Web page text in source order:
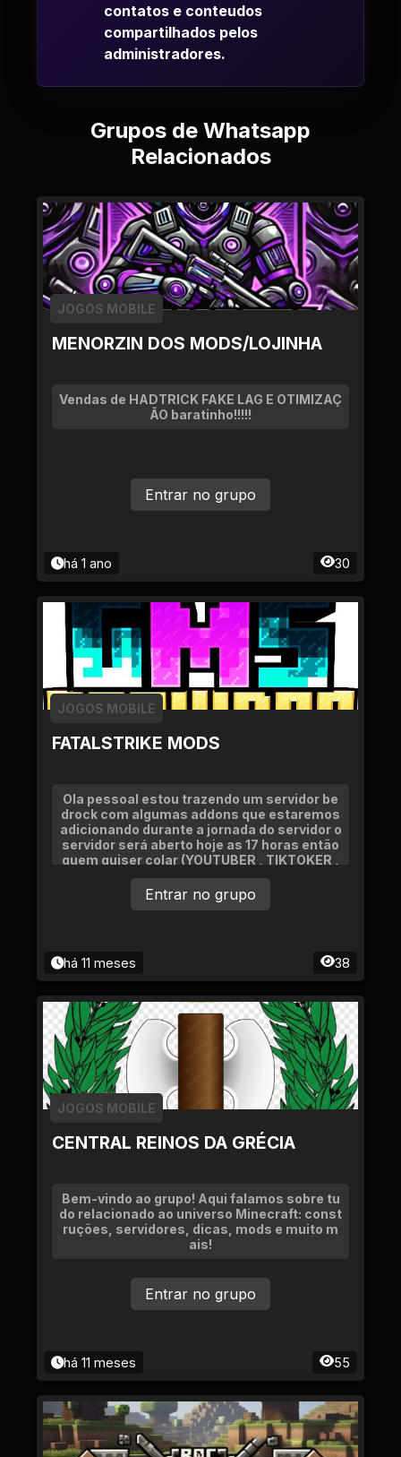
contatos e conteudos
compartilhados pelos
administradores.
Grupos de Whatsapp
Relacionados
MENORZIN DOS MODS/LOJINHA
JOGOS MOBILE
Vendas de HADTRICK FAKE LAG E OTIMIZAÇ
ÃO baratinho!!!!!
há 1 ano 30
Entrar no grupo
FATALSTRIKE MODS
JOGOS MOBILE
Ola pessoal estou trazendo um servidor be
drock com algumas addons que estaremos
adicionando durante a jornada do servidor o
servidor será aberto hoje as 17 horas então
quem quiser colar (YOUTUBER , TIKTOKER ,
ETC...) AJUDARA BASTANTE
há 11 meses 38
Entrar no grupo
CENTRAL REINOS DA GRÉCIA
JOGOS MOBILE
Bem-vindo ao grupo! Aqui falamos sobre tu
do relacionado ao universo Minecraft: const
ruções, servidores, dicas, mods e muito m
ais!
há 11 meses 55
Entrar no grupo